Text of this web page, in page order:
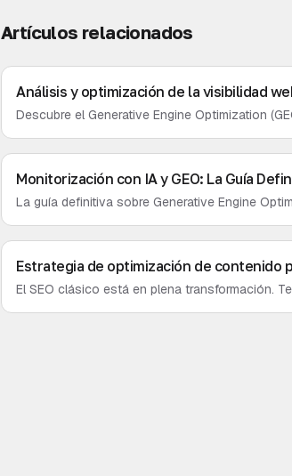
Artículos relacionados
Análisis y optimización de la visibilidad
Descubre el Generative Engine Optimization
Monitorización con IA y GEO: La Guía
La guía definitiva sobre Generative Engine
Estrategia de optimización de contenido
El SEO clásico está en plena transformación.